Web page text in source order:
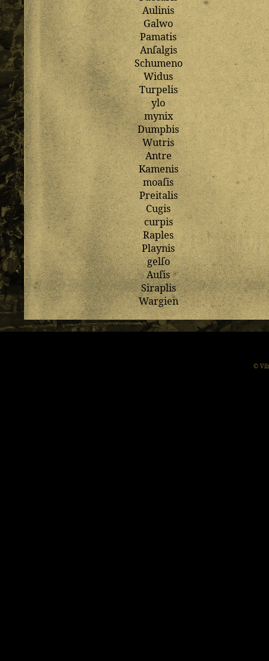
Aulinis
Galwo
Pamatis
Anſalgis
Schumeno
Widus
Turpelis
ylo
mynix
Dumpbis
Wutris
Antre
Kamenis
moaſis
Preitalis
Cugis
curpis
Raples
Playnis
gelſo
Auſis
Siraplis
Wargien
©